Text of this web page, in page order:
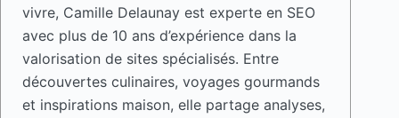
vivre, Camille Delaunay est experte en SEO
avec plus de 10 ans d’expérience dans la
valorisation de sites spécialisés. Entre
découvertes culinaires, voyages gourmands
et inspirations maison, elle partage analyses,